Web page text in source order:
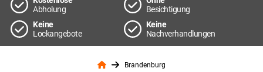
Abholung
Besichtigung
Keine
Lockangebote
Keine
Nachverhandlungen
Brandenburg